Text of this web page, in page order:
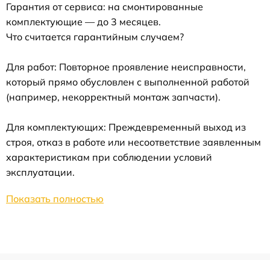
Гарантия от сервиса: на смонтированные
комплектующие — до 3 месяцев.
Что считается гарантийным случаем?
Для работ: Повторное проявление неисправности,
который прямо обусловлен с выполненной работой
(например, некорректный монтаж запчасти).
Для комплектующих: Преждевременный выход из
строя, отказ в работе или несоответствие заявленным
характеристикам при соблюдении условий
эксплуатации.
Показать полностью